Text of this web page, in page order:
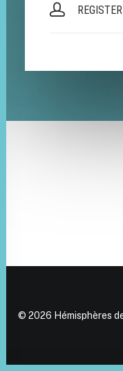
REGISTER
© 2026 Hémisphères